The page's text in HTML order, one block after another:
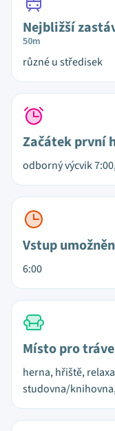
Nejbližší
50m
různé u středisek
Začátek první
odborný výcvik
Vstup
6:00
Místo pro
herna, hřiště,
studovna/